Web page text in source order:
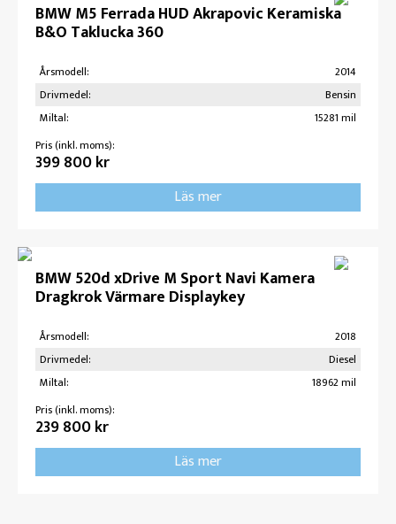
BMW M5 Ferrada HUD Akrapovic Keramiska
B&O Taklucka 360
Årsmodell:
2014
Drivmedel:
Bensin
Miltal:
15281 mil
Pris (inkl. moms):
399 800 kr
Läs mer
BMW 520d xDrive M Sport Navi Kamera
Dragkrok Värmare Displaykey
Årsmodell:
2018
Drivmedel:
Diesel
Miltal:
18962 mil
Pris (inkl. moms):
239 800 kr
Läs mer